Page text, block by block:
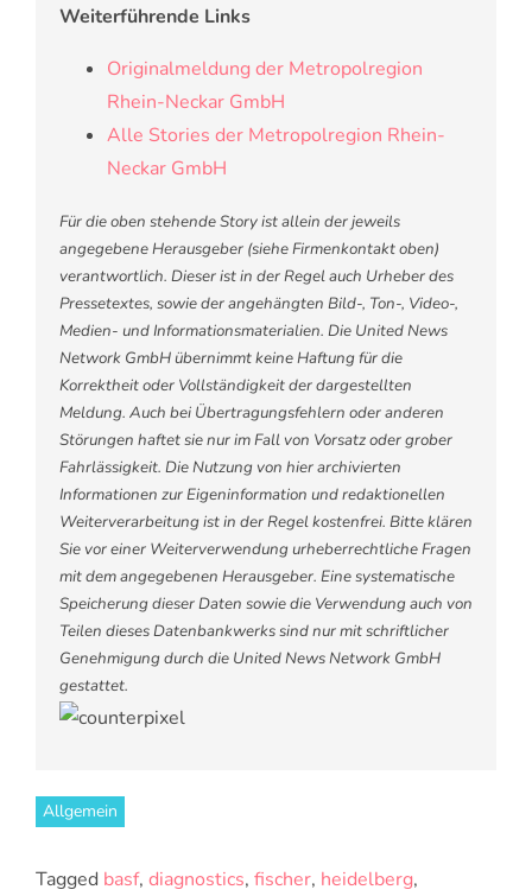
Weiterführende Links
Originalmeldung der Metropolregion
Rhein-Neckar GmbH
Alle Stories der Metropolregion Rhein-
Neckar GmbH
Für die oben stehende Story ist allein der jeweils
angegebene Herausgeber (siehe Firmenkontakt oben)
verantwortlich. Dieser ist in der Regel auch Urheber des
Pressetextes, sowie der angehängten Bild-, Ton-, Video-,
Medien- und Informationsmaterialien. Die United News
Network GmbH übernimmt keine Haftung für die
Korrektheit oder Vollständigkeit der dargestellten
Meldung. Auch bei Übertragungsfehlern oder anderen
Störungen haftet sie nur im Fall von Vorsatz oder grober
Fahrlässigkeit. Die Nutzung von hier archivierten
Informationen zur Eigeninformation und redaktionellen
Weiterverarbeitung ist in der Regel kostenfrei. Bitte klären
Sie vor einer Weiterverwendung urheberrechtliche Fragen
mit dem angegebenen Herausgeber. Eine systematische
Speicherung dieser Daten sowie die Verwendung auch von
Teilen dieses Datenbankwerks sind nur mit schriftlicher
Genehmigung durch die United News Network GmbH
gestattet.
Allgemein
Tagged basf, diagnostics, fischer, heidelberg,